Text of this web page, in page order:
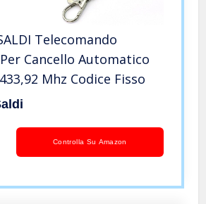
Telecomando
Cancello Automatico
Mhz Codice Fisso
Controlla Su Amazon